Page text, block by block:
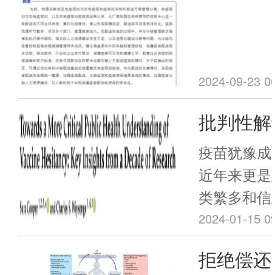
验申请
IND)许可。
2024-09-23
批判性
共卫生
疫苗犹豫
近年来更
类繁多和
疫苗的疑
杂。一些
疑，并寻
2024-01-15
拒绝偿